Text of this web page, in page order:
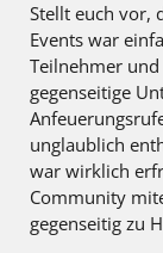
Stellt euch vor,
Events war
Teilnehmer
gegenseitige
unglaublich
war wirklich
Community
gegenseitig zu